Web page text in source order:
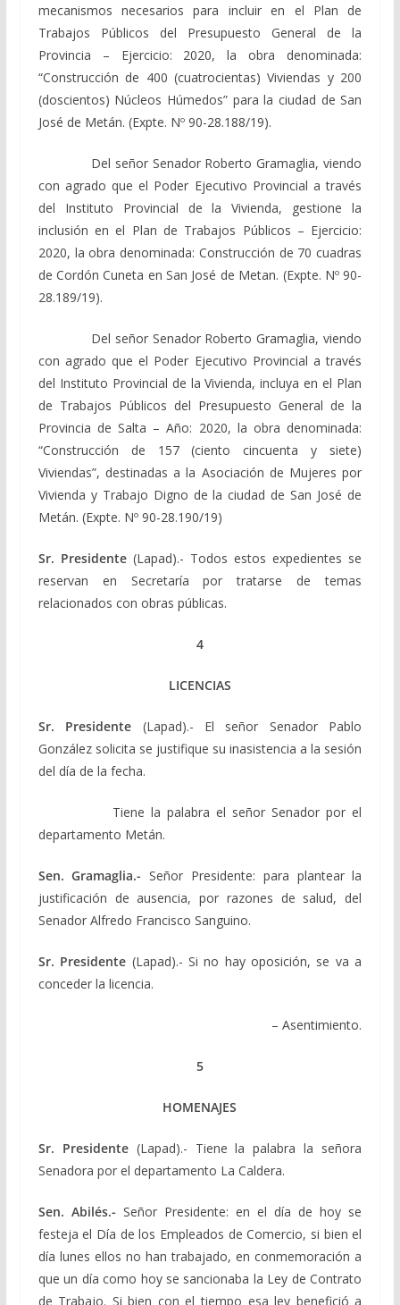
mecanismos necesarios para incluir en el Plan de
Trabajos Públicos del Presupuesto General de la
Provincia – Ejercicio: 2020, la obra denominada:
“Construcción de 400 (cuatrocientas) Viviendas y 200
(doscientos) Núcleos Húmedos” para la ciudad de San
José de Metán. (Expte. Nº 90-28.188/19).
Del señor Senador Roberto Gramaglia, viendo
con agrado que el Poder Ejecutivo Provincial a través
del Instituto Provincial de la Vivienda, gestione la
inclusión en el Plan de Trabajos Públicos – Ejercicio:
2020, la obra denominada: Construcción de 70 cuadras
de Cordón Cuneta en San José de Metan. (Expte. Nº 90-
28.189/19).
Del señor Senador Roberto Gramaglia, viendo
con agrado que el Poder Ejecutivo Provincial a través
del Instituto Provincial de la Vivienda, incluya en el Plan
de Trabajos Públicos del Presupuesto General de la
Provincia de Salta – Año: 2020, la obra denominada:
“Construcción de 157 (ciento cincuenta y siete)
Viviendas”, destinadas a la Asociación de Mujeres por
Vivienda y Trabajo Digno de la ciudad de San José de
Metán. (Expte. Nº 90-28.190/19)
Sr. Presidente (Lapad).- Todos estos expedientes se
reservan en Secretaría por tratarse de temas
relacionados con obras públicas.
4
LICENCIAS
Sr. Presidente (Lapad).- El señor Senador Pablo
González solicita se justifique su inasistencia a la sesión
del día de la fecha.
Tiene la palabra el señor Senador por el
departamento Metán.
Sen. Gramaglia.-Señor Presidente: para plantear la
justificación de ausencia, por razones de salud, del
Senador Alfredo Francisco Sanguino.
Sr. Presidente (Lapad).- Si no hay oposición, se va a
conceder la licencia.
– Asentimiento.
5
HOMENAJES
Sr. Presidente (Lapad).- Tiene la palabra la señora
Senadora por el departamento La Caldera.
Sen. Abilés.- Señor Presidente: en el día de hoy se
festeja el Día de los Empleados de Comercio, si bien el
día lunes ellos no han trabajado, en conmemoración a
que un día como hoy se sancionaba la Ley de Contrato
de Trabajo. Si bien con el tiempo esa ley benefició a